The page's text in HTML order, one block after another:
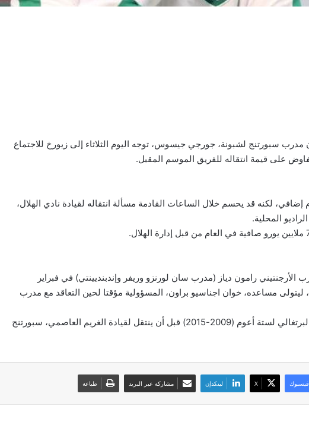
سبورتنج لشبونة، جورجي جيسوس، توجه اليوم الثلاثاء إلى زيورخ للاجتماع
على قيمة انتقاله للفريق الموسم المقبل.
لكنه قد يحسم خلال الساعات القادمة مسألة انتقاله لقيادة نادي الهلال،
المحلية.
الأرجنتيني رامون دياز (مدرب سان لورنزو وريفر وإندبنديينتي) في فبراير
مساعده، خوان اجناسيو براون، المسؤولية مؤقتا لحين التعاقد مع مدرب
وسبق أن قاد جيسوس فريق بنفيكا البرتغالي لستة أعوم (2009-2015) قبل أن ينتقل لقيادة الغريم العاصمي، سبورتنج
فيسبوك ‫X لينكدإن مشاركة عبر البريد طباعة